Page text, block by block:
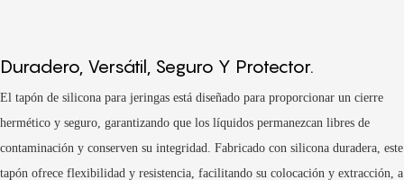
Duradero, Versátil, Seguro Y Protector.
El tapón de silicona para jeringas está diseñado para proporcionar un cierre
hermético y seguro, garantizando que los líquidos permanezcan libres de
contaminación y conserven su integridad. Fabricado con silicona duradera, este
tapón ofrece flexibilidad y resistencia, facilitando su colocación y extracción, a